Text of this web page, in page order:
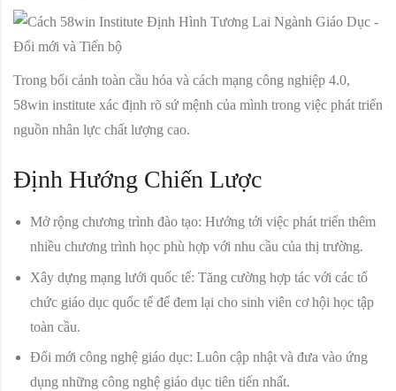
Trong bối cảnh toàn cầu hóa và cách mạng công nghiệp 4.0,
58win institute xác định rõ sứ mệnh của mình trong việc phát triển
nguồn nhân lực chất lượng cao.
Định Hướng Chiến Lược
Mở rộng chương trình đào tạo: Hướng tới việc phát triển thêm
nhiều chương trình học phù hợp với nhu cầu của thị trường.
Xây dựng mạng lưới quốc tế: Tăng cường hợp tác với các tổ
chức giáo dục quốc tế để đem lại cho sinh viên cơ hội học tập
toàn cầu.
Đổi mới công nghệ giáo dục: Luôn cập nhật và đưa vào ứng
dụng những công nghệ giáo dục tiên tiến nhất.